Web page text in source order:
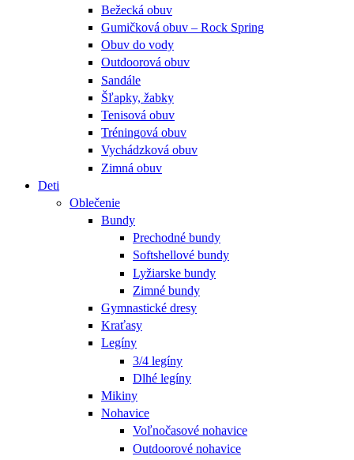
Bežecká obuv
Gumičková obuv – Rock Spring
Obuv do vody
Outdoorová obuv
Sandále
Šľapky, žabky
Tenisová obuv
Tréningová obuv
Vychádzková obuv
Zimná obuv
Deti
Oblečenie
Bundy
Prechodné bundy
Softshellové bundy
Lyžiarske bundy
Zimné bundy
Gymnastické dresy
Kraťasy
Legíny
3/4 legíny
Dlhé legíny
Mikiny
Nohavice
Voľnočasové nohavice
Outdoorové nohavice